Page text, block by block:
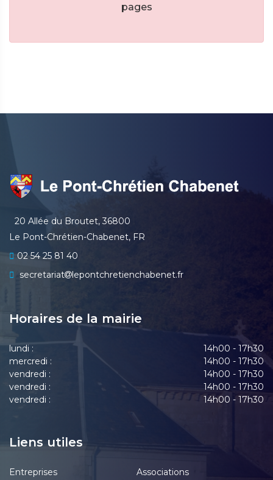
pages
20 Allée du Broutet, 36800
Le Pont-Chrétien-Chabenet, FR
02 54 25 81 40
secretariat
lepontchretienchabenet.fr
Horaires de la mairie
lundi :
14h00 - 17h30
mercredi :
14h00 - 17h30
vendredi :
14h00 - 17h30
vendredi :
14h00 - 17h30
vendredi :
14h00 - 17h30
Liens utiles
Entreprises Associations